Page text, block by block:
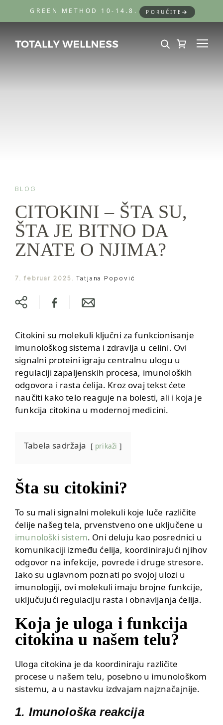
GREEN METHOD 10-14.8. PORUČITE
BLOG
CITOKINI – ŠTA SU,
ŠTA JE BITNO DA
ZNATE O NJIMA?
7. februar 2025. Tatjana Popović
Citokini su molekuli ključni za funkcionisanje
imunološkog sistema i zdravlja u celini. Ovi
signalni proteini igraju centralnu ulogu u
regulaciji zapaljenskih procesa, imunoloških
odgovora i rasta ćelija. Kroz ovaj tekst ćete
naučiti kako telo reaguje na bolesti, ali i koja je
funkcija citokina u modernoj medicini.
Tabela sadržaja prikaži
Šta su citokini?
To su mali signalni molekuli koje luče različite
ćelije našeg tela, prvenstveno one uključene u
imunološki sistem. Oni deluju kao posrednici u
komunikaciji između ćelija, koordinirajući njihov
odgovor na infekcije, povrede i druge stresore.
Iako su uglavnom poznati po svojoj ulozi u
imunologiji, ovi molekuli imaju brojne funkcije,
uključujući regulaciju rasta i obnavljanja ćelija.
Koja je uloga i funkcija
citokina u našem telu?
Uloga citokina je da koordiniraju različite
procese u našem telu, posebno u imunološkom
sistemu, a u nastavku izdvajam najznačajnije.
1. Imunološka reakcija